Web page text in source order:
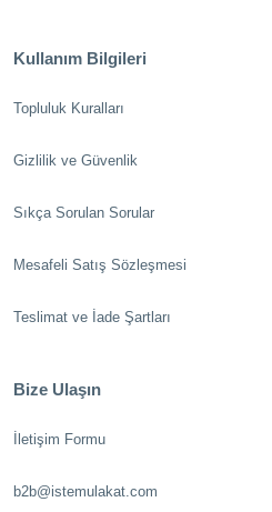
Kullanım Bilgileri
Topluluk Kuralları
Gizlilik ve Güvenlik
Sıkça Sorulan Sorular
Mesafeli Satış Sözleşmesi
Teslimat ve İade Şartları
Bize Ulaşın
İletişim Formu
b2b@istemulakat.com